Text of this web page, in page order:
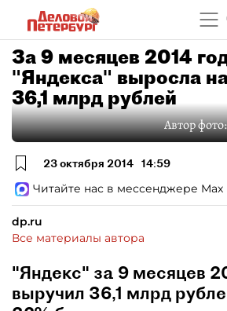
За 9 месяцев 2014
"Яндекса" выросла
36,1 млрд рублей
Автор
23 октября 2014 14:59
Читайте нас в мессенджере Max
dp.ru
Все материалы автора
"Яндекс" за 9 месяцев
выручил 36,1 млрд